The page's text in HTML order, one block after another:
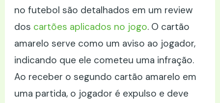
no futebol são detalhados em um review
dos cartões aplicados no jogo. O cartão
amarelo serve como um aviso ao jogador,
indicando que ele cometeu uma infração.
Ao receber o segundo cartão amarelo em
uma partida, o jogador é expulso e deve